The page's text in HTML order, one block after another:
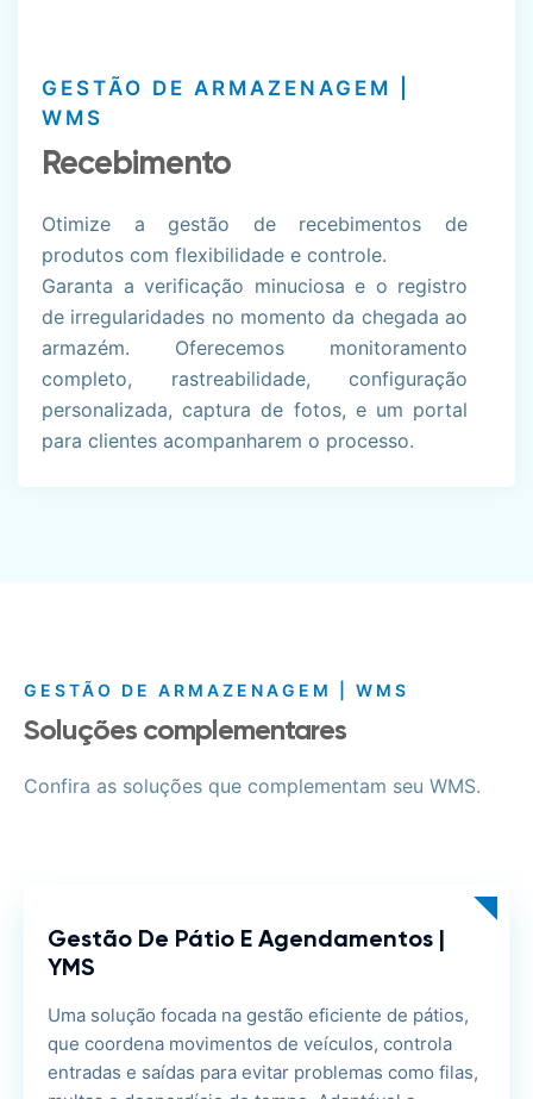
GESTÃO DE ARMAZENAGEM |
WMS
Recebimento
Otimize a gestão de recebimentos de
produtos com flexibilidade e controle.
Garanta a verificação minuciosa e o registro
de irregularidades no momento da chegada ao
armazém. Oferecemos monitoramento
completo, rastreabilidade, configuração
personalizada, captura de fotos, e um portal
para clientes acompanharem o processo.
GESTÃO DE ARMAZENAGEM | WMS
Soluções complementares
Confira as soluções que complementam seu WMS.
Gestão De Pátio E Agendamentos |
YMS
Uma solução focada na gestão eficiente de pátios,
que coordena movimentos de veículos, controla
entradas e saídas para evitar problemas como filas,